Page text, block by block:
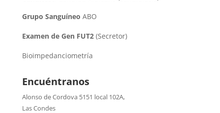
Grupo Sanguíneo ABO
Examen de Gen FUT2(Secretor)
Bioimpedanciometría
Encuéntranos
Alonso de Cordova 5151 local 102A,
Las Condes